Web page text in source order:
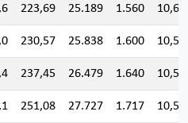
223,69 25.189 1.560
230,57 25.838 1.600
237,45 26.479 1.640
251,08 27.727 1.717